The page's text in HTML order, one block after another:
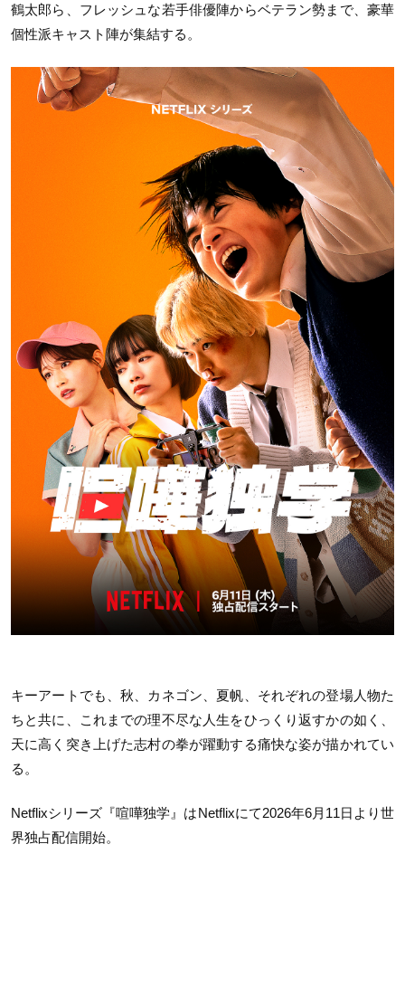
鶴太郎ら、フレッシュな若手俳優陣からベテラン勢まで、豪華
個性派キャスト陣が集結する。
キーアートでも、秋、カネゴン、夏帆、それぞれの登場人物た
ちと共に、これまでの理不尽な人生をひっくり返すかの如く、
天に高く突き上げた志村の拳が躍動する痛快な姿が描かれてい
る。
Netflixシリーズ『喧嘩独学』はNetflixにて2026年6月11日より世
界独占配信開始。